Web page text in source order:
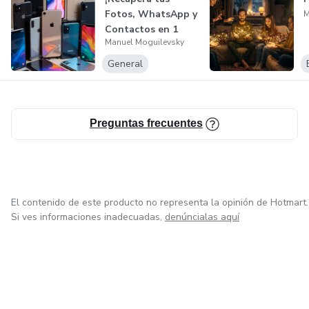
Fotos, WhatsApp y
Contactos en 1
Hora! Guía 2...
Manuel Moguilevsky
General
Preguntas frecuentes
El contenido de este producto no representa la opinión de Hotmart.
Si ves informaciones inadecuadas, denúncialas aquí